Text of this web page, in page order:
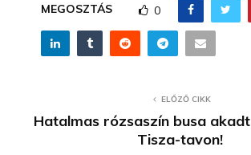
MEGOSZTÁS 0
ELŐZŐ CIKK
Hatalmas rózsaszín busa
Tisza-tavon!